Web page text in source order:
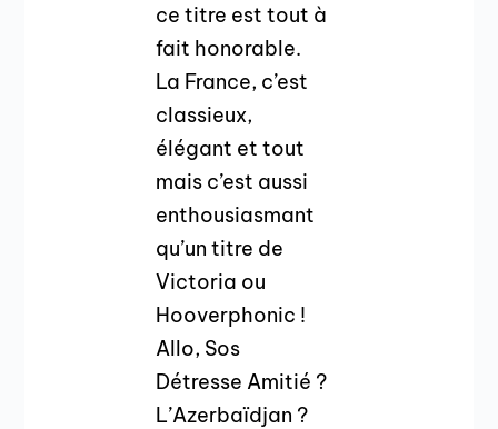
ce titre est tout à
fait honorable.
La France, c’est
classieux,
élégant et tout
mais c’est aussi
enthousiasmant
qu’un titre de
Victoria ou
Hooverphonic !
Allo, Sos
Détresse Amitié ?
L’Azerbaïdjan ?